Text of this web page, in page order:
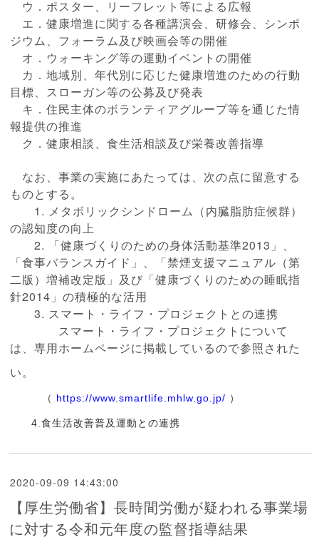
ウ．ポスター、リーフレット等による広報
エ．健康増進に関する各種講演会、研修会、シンポ
ジウム、フォーラム及び映画会等の開催
オ．ウォーキング等の運動イベントの開催
カ．地域別、年代別に応じた健康増進のための行動
目標、スローガン等の公募及び発表
キ．住民主体のボランティアグループ等を通じた情
報提供の推進
ク．健康相談、食生活相談及び栄養改善指導
なお、事業の実施にあたっては、次の点に留意する
ものとする。
1. メタボリックシンドローム（内臓脂肪症候群）
の認知度の向上
2. 「健康づくりのための身体活動基準2013」、
「食事バランスガイド」、「禁煙支援マニュアル（第
二版）増補改定版」及び「健康づくりのための睡眠指
針2014」の積極的な活用
3. スマート・ライフ・プロジェクトとの連携
スマート・ライフ・プロジェクトについて
は、専用ホームページに掲載しているので参照された
い。
（ https://www.smartlife.mhlw.go.jp/ ）
4.食生活改善普及運動との連携
2020-09-09 14:43:00
【厚生労働省】長時間労働が疑われる事業場
に対する令和元年度の監督指導結果